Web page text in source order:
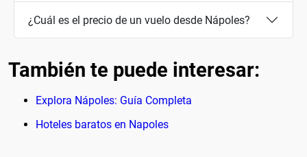
¿Cuál es el precio de un vuelo desde Nápoles?
También te puede interesar:
Explora Nápoles: Guía Completa
Hoteles baratos en Napoles